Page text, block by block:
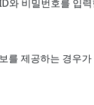
와 비밀번호를 입
를 제공하는 경우